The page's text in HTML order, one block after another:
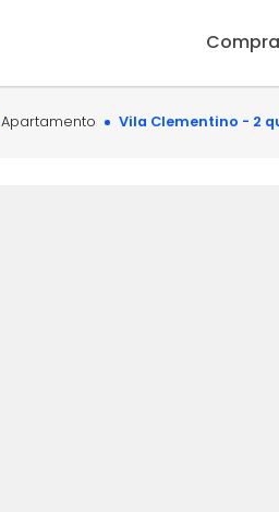
Apartamento Vila Clementino - 2